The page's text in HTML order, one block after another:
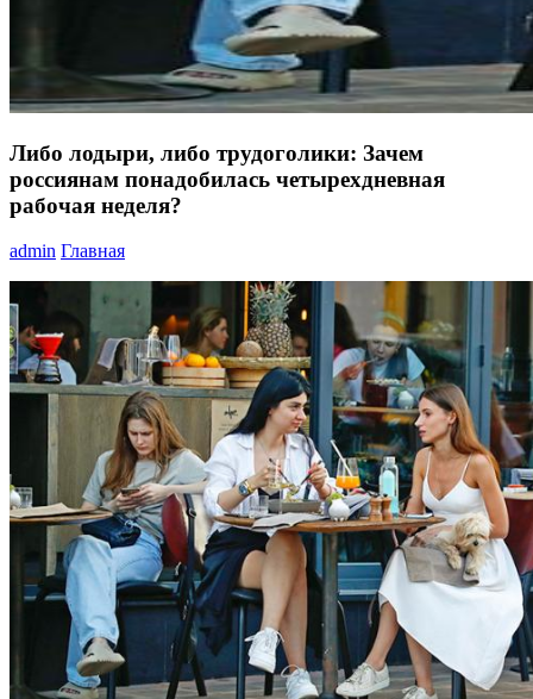
Либо лодыри, либо трудоголики: Зачем
россиянам понадобилась четырехдневная
рабочая неделя?
admin Главная